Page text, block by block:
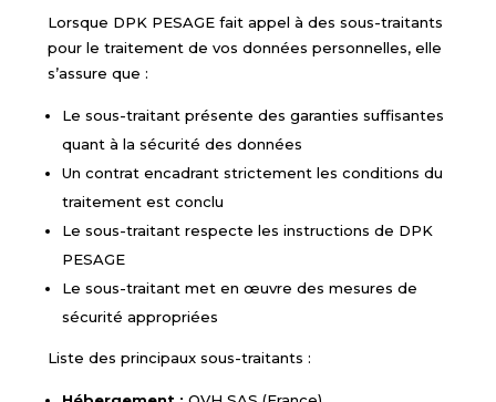
Lorsque DPK PESAGE fait appel à des sous-traitants
pour le traitement de vos données personnelles, elle
s’assure que :
Le sous-traitant présente des garanties suffisantes
quant à la sécurité des données
Un contrat encadrant strictement les conditions du
traitement est conclu
Le sous-traitant respecte les instructions de DPK
PESAGE
Le sous-traitant met en œuvre des mesures de
sécurité appropriées
Liste des principaux sous-traitants :